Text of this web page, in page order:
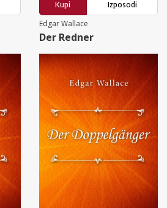
Kupi
Izposodi
Edgar Wallace
Der Redner